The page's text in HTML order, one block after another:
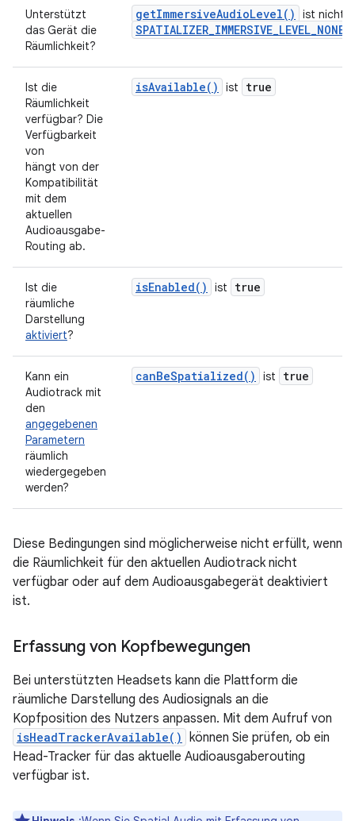
Unterstützt
das Gerät die
Räumlichkeit?
getImmersiveAudioLevel() ist nicht
SPATIALIZER_IMMERSIVE_LEVEL_NONE
Ist die
Räumlichkeit
verfügbar? Die
Verfügbarkeit
von
hängt von der
Kompatibilität
mit dem
aktuellen
Audioausgabe-
Routing ab.
isAvailable() ist true
Ist die
räumliche
Darstellung
aktiviert?
isEnabled() ist true
Kann ein
Audiotrack mit
den
angegebenen
Parametern
räumlich
wiedergegeben
werden?
canBeSpatialized() ist true
Diese Bedingungen sind möglicherweise nicht erfüllt, wenn
die Räumlichkeit für den aktuellen Audiotrack nicht
verfügbar oder auf dem Audioausgabegerät deaktiviert
ist.
Erfassung von Kopfbewegungen
Bei unterstützten Headsets kann die Plattform die
räumliche Darstellung des Audiosignals an die
Kopfposition des Nutzers anpassen. Mit dem Aufruf von
isHeadTrackerAvailable() können Sie prüfen, ob ein
Head-Tracker für das aktuelle Audioausgaberouting
verfügbar ist.